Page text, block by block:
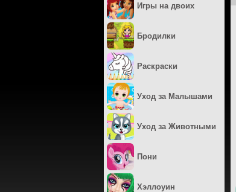
Игры на двоих
Бродилки
Раскраски
Уход за Малышами
Уход за Животными
Пони
Хэллоуин